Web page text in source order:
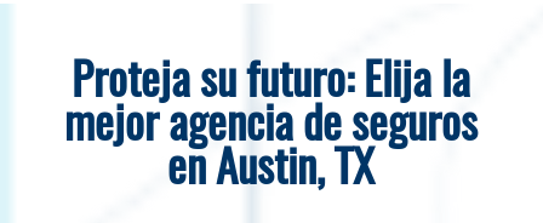
Proteja su futuro: Elija la
mejor agencia de seguros
en Austin, TX